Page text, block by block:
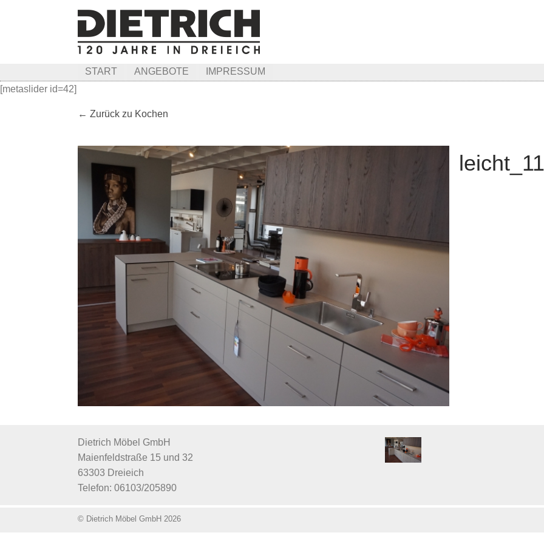
START ANGEBOTE
IMPRESSUM
[metaslider id=42]
← Zurück zu Kochen
Dietrich Möbel GmbH
Maienfeldstraße 15 und 32
63303 Dreieich
Telefon: 06103/205890
© Dietrich Möbel GmbH 2026